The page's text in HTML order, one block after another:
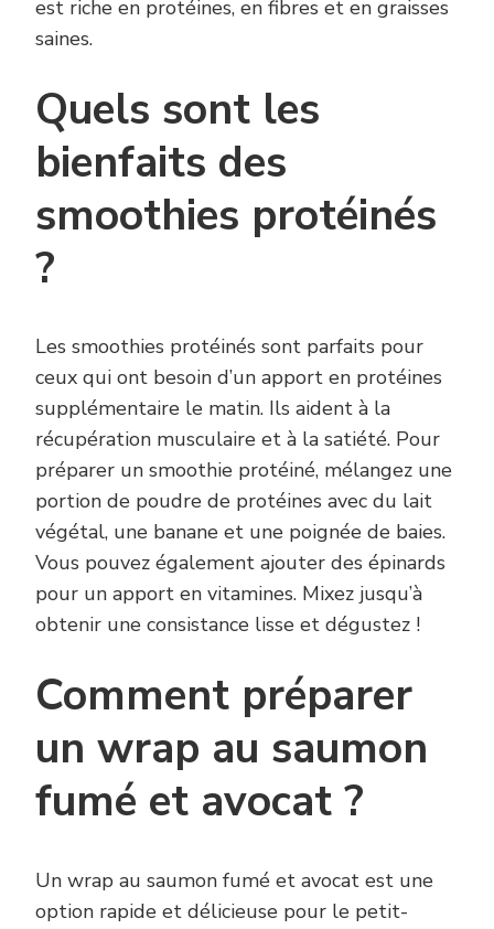
est riche en protéines, en fibres et en graisses
saines.
Quels sont les
bienfaits des
smoothies protéinés
?
Les smoothies protéinés sont parfaits pour
ceux qui ont besoin d’un apport en protéines
supplémentaire le matin. Ils aident à la
récupération musculaire et à la satiété. Pour
préparer un smoothie protéiné, mélangez une
portion de poudre de protéines avec du lait
végétal, une banane et une poignée de baies.
Vous pouvez également ajouter des épinards
pour un apport en vitamines. Mixez jusqu’à
obtenir une consistance lisse et dégustez !
Comment préparer
un wrap au saumon
fumé et avocat ?
Un wrap au saumon fumé et avocat est une
option rapide et délicieuse pour le petit-